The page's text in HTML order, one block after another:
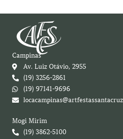
Campinas
Av. Luiz Otávio, 2955
(19) 3256-2861
(19) 97141-9696
Mogi Mirim
(19) 3862-5100